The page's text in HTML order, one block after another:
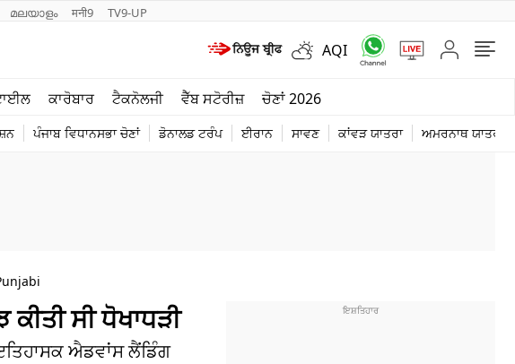
മലയാളം मनी9 TV9-UP
AQI
ਕਾਰੋਬਾਰ ਟੈਕਨੋਲਜੀ ਵੈੱਬ ਸਟੋਰੀਜ਼ ਚੋਣਾਂ 2026
ਪੰਜਾਬ ਵਿਧਾਨਸਭਾ ਚੋਣਾਂ ਡੋਨਾਲਡ ਟਰੰਪ ਈਰਾਨ ਸਾਵਣ ਕਾਂਵੜ ਯਾਤਰਾ ਅਮਰਨਾਥ ਯਾਤਰਾ
ਟੈਕਨੋਲਜੀ
ਦੁਨੀਆ
ਸੀ ਧੋਖਾਧੜੀ
ਐਡਵਾਂਸ ਲੈਂਡਿੰਗ